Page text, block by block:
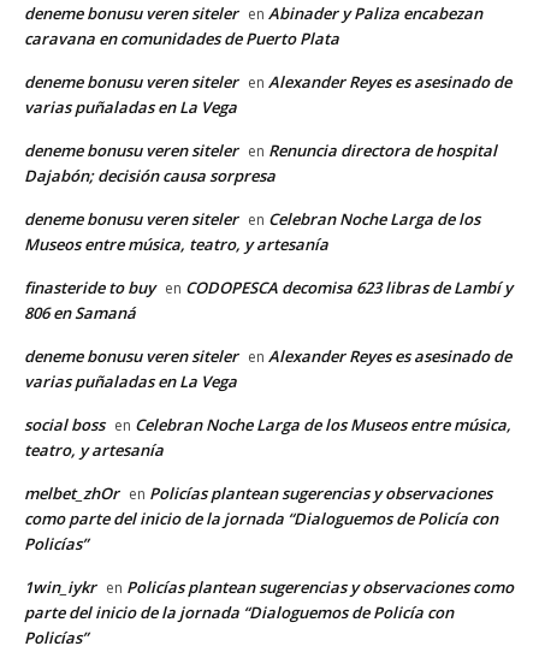
deneme bonusu veren siteler en Abinader y Paliza encabezan
caravana en comunidades de Puerto Plata
deneme bonusu veren siteler en Alexander Reyes es asesinado de
varias puñaladas en La Vega
deneme bonusu veren siteler en Renuncia directora de hospital
Dajabón; decisión causa sorpresa
deneme bonusu veren siteler en Celebran Noche Larga de los
Museos entre música, teatro, y artesanía
finasteride to buy en CODOPESCA decomisa 623 libras de Lambí y
806 en Samaná
deneme bonusu veren siteler en Alexander Reyes es asesinado de
varias puñaladas en La Vega
social boss en Celebran Noche Larga de los Museos entre música,
teatro, y artesanía
melbet_zhOr en Policías plantean sugerencias y observaciones
como parte del inicio de la jornada “Dialoguemos de Policía con
Policías”
1win_iykr en Policías plantean sugerencias y observaciones como
parte del inicio de la jornada “Dialoguemos de Policía con
Policías”